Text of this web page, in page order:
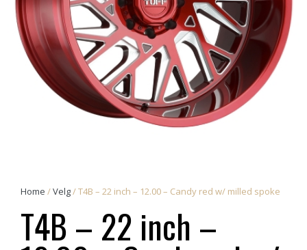
Home /Velg/ T4B – 22 inch – 12.00 – Candy red w/ milled spoke
T4B – 22 inch –